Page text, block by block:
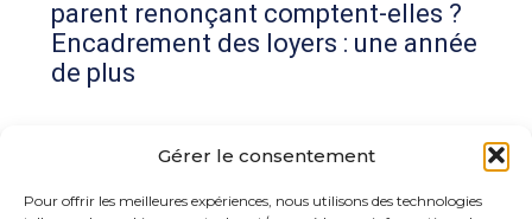
Gérer le consentement
Pour offrir les meilleures expériences, nous utilisons des technologies
parent renonçant comptent-elles ?
Encadrement des loyers : une année
de plus
Commentaires récents
Aucun commentaire à afficher.